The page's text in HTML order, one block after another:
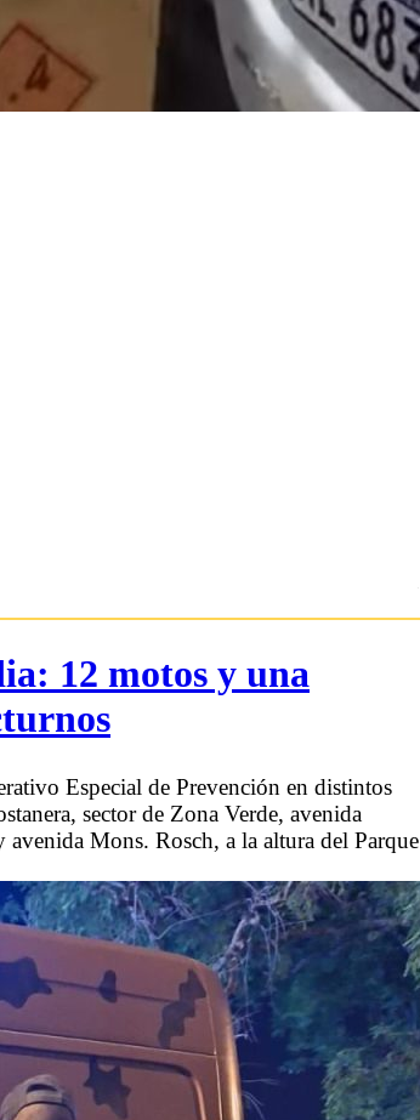
12 motos y una
Especial de Prevención en distintos
sector de Zona Verde, avenida
Mons. Rosch, a la altura del Parque